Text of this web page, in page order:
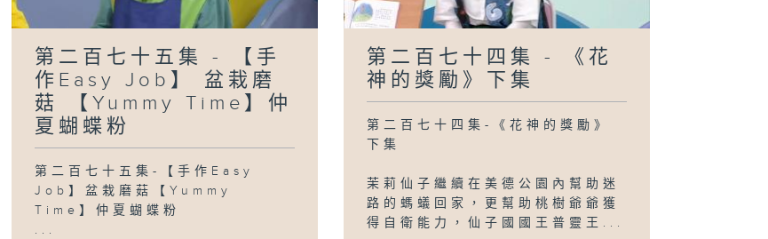
第二百六十七集 -
【玩轉星期五】
「你猜我估大電
視」「拼出一百種
表情」
第二百六十六集 -
（Ken Sir）
第二百七十五集 - 【手
作Easy Job】 盆栽磨
菇 【Yummy Time】仲
夏蝴蝶粉
第二百七十五集-【手作Easy
Job】盆栽磨菇【Yummy
Time】仲夏蝴蝶粉
...
第二百七十四集 - 《花
神的獎勵》下集
第二百七十四集-《花神的獎勵》
下集
茉莉仙子繼續在美德公園內幫助迷
路的螞蟻回家，更幫助桃樹爺爺獲
得自衛能力，仙子國國王普靈王...